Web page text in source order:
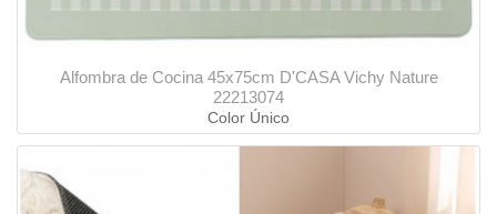
Alfombra de Cocina 45x75cm D'CASA Vichy Nature
22213074
Color Único